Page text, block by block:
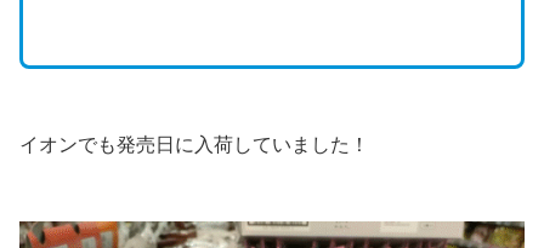
イオンでも発売日に入荷していました！